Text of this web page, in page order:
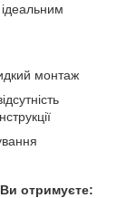
монтаж
отримуєте: